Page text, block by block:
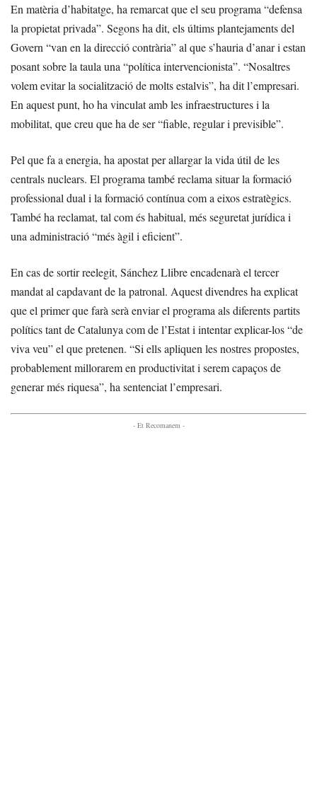
En matèria d’habitatge, ha remarcat que el seu programa “defensa
la propietat privada”. Segons ha dit, els últims plantejaments del
Govern “van en la direcció contrària” al que s’hauria d’anar i estan
posant sobre la taula una “política intervencionista”. “Nosaltres
volem evitar la socialització de molts estalvis”, ha dit l’empresari.
En aquest punt, ho ha vinculat amb les infraestructures i la
mobilitat, que creu que ha de ser “fiable, regular i previsible”.
Pel que fa a energia, ha apostat per allargar la vida útil de les
centrals nuclears. El programa també reclama situar la formació
professional dual i la formació contínua com a eixos estratègics.
També ha reclamat, tal com és habitual, més seguretat jurídica i
una administració “més àgil i eficient”.
En cas de sortir reelegit, Sánchez Llibre encadenarà el tercer
mandat al capdavant de la patronal. Aquest divendres ha explicat
que el primer que farà serà enviar el programa als diferents partits
polítics tant de Catalunya com de l’Estat i intentar explicar-los “de
viva veu” el que pretenen. “Si ells apliquen les nostres propostes,
probablement millorarem en productivitat i serem capaços de
generar més riquesa”, ha sentenciat l’empresari.
- Et Recomanem -